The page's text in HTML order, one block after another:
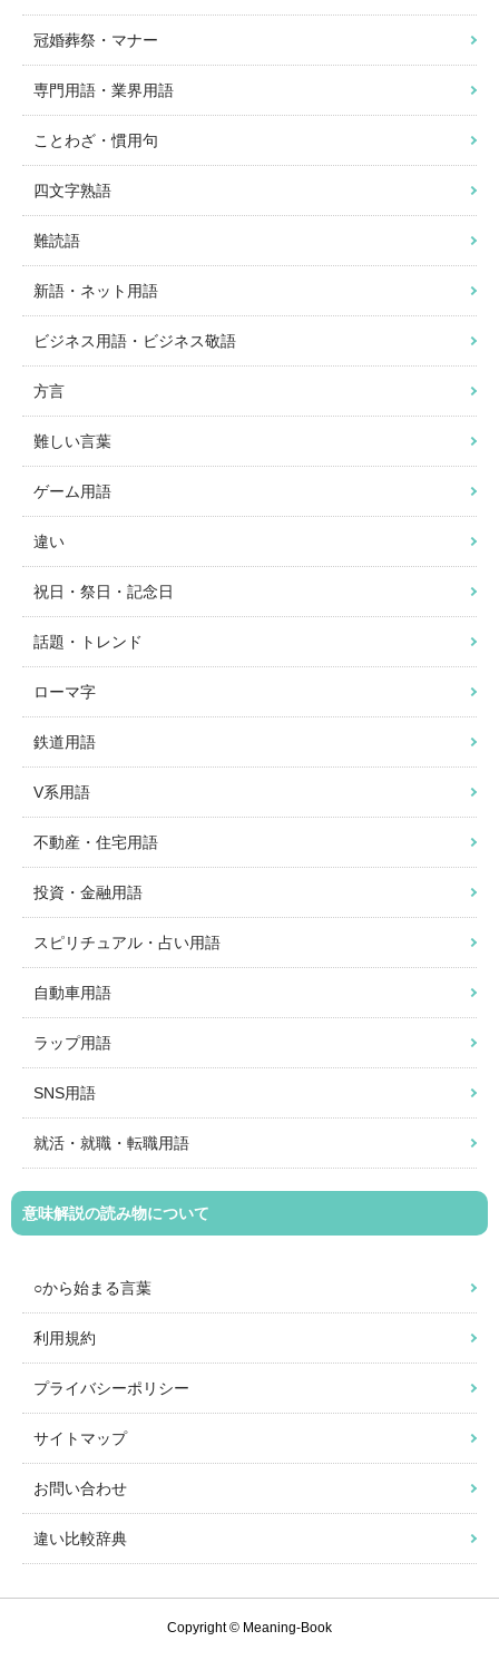
冠婚葬祭・マナー
専門用語・業界用語
ことわざ・慣用句
四文字熟語
難読語
新語・ネット用語
ビジネス用語・ビジネス敬語
方言
難しい言葉
ゲーム用語
違い
祝日・祭日・記念日
話題・トレンド
ローマ字
鉄道用語
V系用語
不動産・住宅用語
投資・金融用語
スピリチュアル・占い用語
自動車用語
ラップ用語
SNS用語
就活・就職・転職用語
意味解説の読み物について
○から始まる言葉
利用規約
プライバシーポリシー
サイトマップ
お問い合わせ
違い比較辞典
Copyright © Meaning-Book